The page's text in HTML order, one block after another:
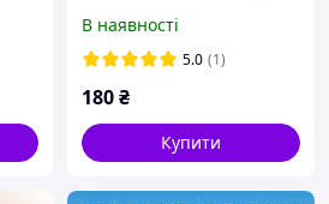
В наявності
5.0 (1)
180₴
Купити